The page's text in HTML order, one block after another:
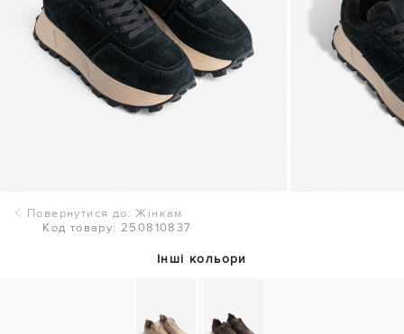
Повернутися до: Жінкам
Код товару: 250810837
Інші кольори